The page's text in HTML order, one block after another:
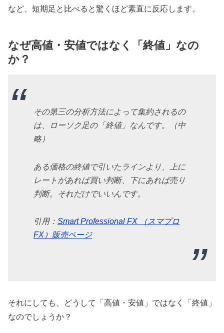
など、短期足と比べると驚くほど素直に反応します。
なぜ高値・安値ではなく「終値」なの
か？
その第三の分析方法によって集約されるの
は、ローソク足の「終値」なんです。（中
略）
ある価格の終値で引いたラインより、上に
レートがあれば買い判断、下にあれば売り
判断。それだけでいいんです。
引用： Smart Professional FX （スマプロ
FX）販売ページ
それにしても、どうして「高値・安値」ではなく「終値」
なのでしょうか？